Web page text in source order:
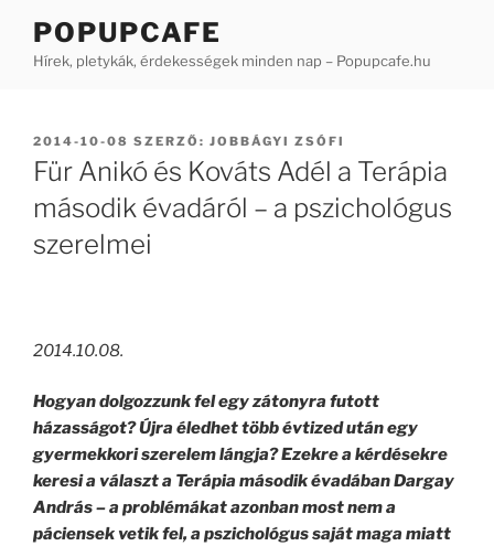
POPUPCAFE
Hírek, pletykák, érdekességek minden nap – Popupcafe.hu
BEKÜLDVE:
2014-10-08 SZERZŐ: JOBBÁGYI ZSÓFI
Für Anikó és Kováts Adél a Terápia
második évadáról – a pszichológus
szerelmei
2014.10.08.
Hogyan dolgozzunk fel egy zátonyra futott
házasságot? Újra éledhet több évtized után egy
gyermekkori szerelem lángja? Ezekre a kérdésekre
keresi a választ a Terápia második évadában Dargay
András – a problémákat azonban most nem a
páciensek vetik fel, a pszichológus saját maga miatt